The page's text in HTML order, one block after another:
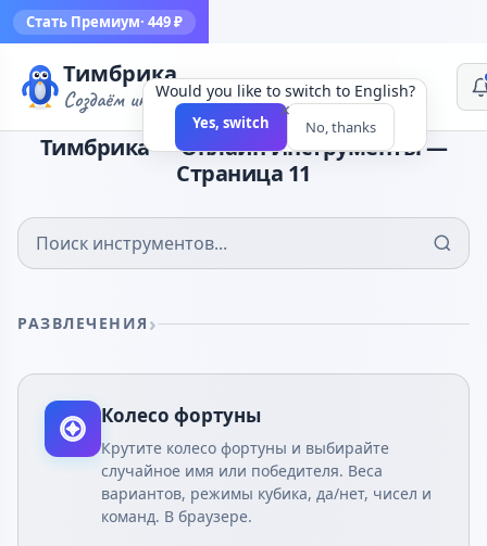
Стать Премиум· 449 ₽
Тимбрика
Создаём инструменты
Тимбрика — Онлайн Инструменты —
Страница 11
РАЗВЛЕЧЕНИЯ
Колесо фортуны
Крутите колесо фортуны и выбирайте
случайное имя или победителя. Веса
вариантов, режимы кубика, да/нет, чисел и
команд. В браузере.
×
Would you like to switch to English?
Yes, switch No, thanks